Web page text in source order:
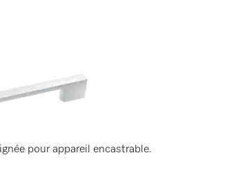
pour appareil encastrable.